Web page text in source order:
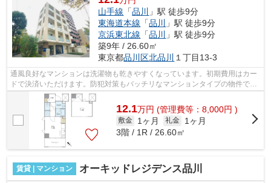
山手線 「品川
」駅 徒歩9分
東海道本線 「品川
」駅 徒歩9分
京浜東北線 「品川
」駅 徒歩9分
築9年 / 26.60㎡
東京都品川区北品川 １丁目13-3
通風良好なマンションは洗濯物も乾きやすくなっています。初期費用はカー
ドで決済いただけます。防犯対策もバッチリなマンションタイプの物件で
す。2駅利用可能で利便性の高い物件です...
12.1万円 (管理費等：8,000円 )
敷金 1ヶ月 礼金
1ヶ月
3階 / 1R / 26.60㎡
賃貸 | マンション オーキッドレジデンス品川